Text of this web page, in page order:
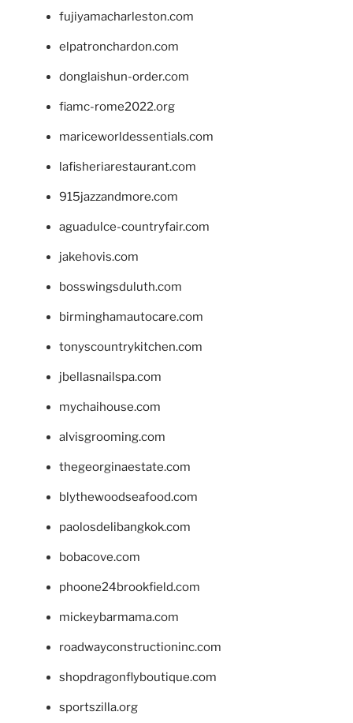
fujiyamacharleston.com
elpatronchardon.com
donglaishun-order.com
fiamc-rome2022.org
mariceworldessentials.com
lafisheriarestaurant.com
915jazzandmore.com
aguadulce-countryfair.com
jakehovis.com
bosswingsduluth.com
birminghamautocare.com
tonyscountrykitchen.com
jbellasnailspa.com
mychaihouse.com
alvisgrooming.com
thegeorginaestate.com
blythewoodseafood.com
paolosdelibangkok.com
bobacove.com
phoone24brookfield.com
mickeybarmama.com
roadwayconstructioninc.com
shopdragonflyboutique.com
sportszilla.org